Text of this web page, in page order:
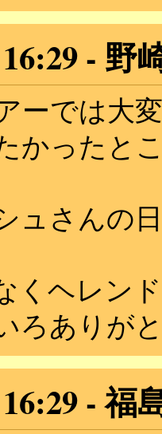
野
ーでは大
かったと
ュさんの
くヘレン
ろありが
福